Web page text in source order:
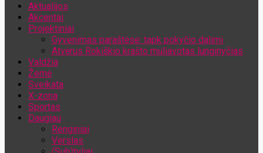
Aktualijos
Akcentai
Projektiniai
Gyvenimas paraštėse: tapk pokyčio dalimi
Atvėrus Rokiškio krašto muliavotas lunginyčias
Valdžia
Žemė
Sveikata
X-zona
Sportas
Daugiau
Renginiai
Verslas